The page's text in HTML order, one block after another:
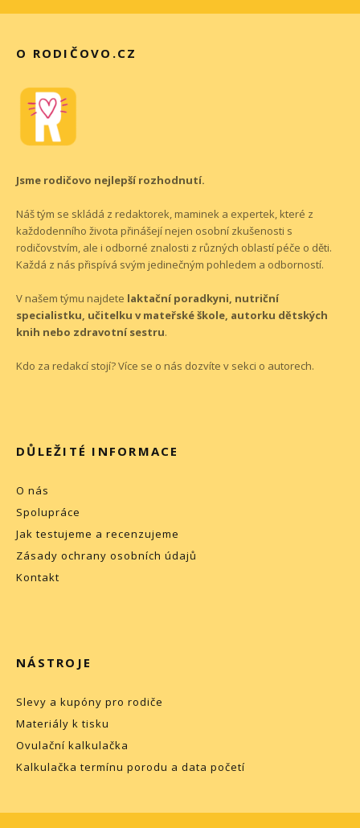
O RODIČOVO.CZ
Jsme rodičovo nejlepší rozhodnutí.
Náš tým se skládá z redaktorek, maminek a expertek, které z
každodenního života přinášejí nejen osobní zkušenosti s
rodičovstvím, ale i odborné znalosti z různých oblastí péče o děti.
Každá z nás přispívá svým jedinečným pohledem a odborností.
V našem týmu najdete laktační poradkyni, nutriční
specialistku, učitelku v mateřské škole, autorku dětských
knih nebo zdravotní sestru.
Kdo za redakcí stojí? Více se o nás dozvíte v sekci o autorech.
DŮLEŽITÉ INFORMACE
O nás
Spolupráce
Jak testujeme a recenzujeme
Zásady ochrany osobních údajů
Kontakt
NÁSTROJE
Slevy a kupóny pro rodiče
Materiály k tisku
Ovulační kalkulačka
Kalkulačka termínu porodu a data početí